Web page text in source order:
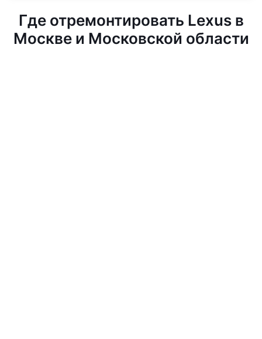
Где отремонтировать Lexus в
Москве и Московской области